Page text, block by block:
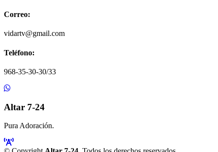
Correo:
vidartv@gmail.com
Teléfono:
968-35-30-30/33
Altar 7-24
Pura Adoración.